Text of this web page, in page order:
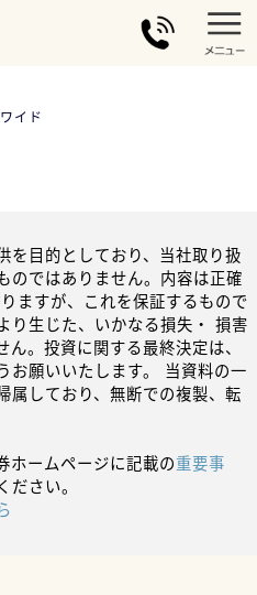
イド
を目的としており、当社取り扱
のではありません。内容は正確
ますが、これを保証するもので
り生じた、いかなる損失・ 損害
。投資に関する最終決定は、
お願いいたします。 当資料の一
属しており、無断での複製、転
ホームページに記載の重要事
ださい。